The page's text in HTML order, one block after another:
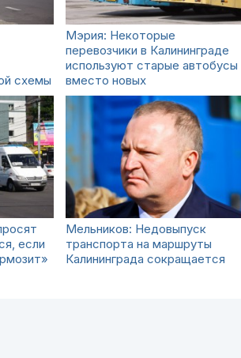
схемы
Мэрия: Некоторые
перевозчики в Калининграде
используют старые автобусы
вместо новых
если
Мельников: Недовыпуск
транспорта на маршруты
Калининграда сокращается